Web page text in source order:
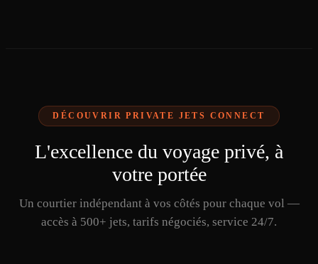
DÉCOUVRIR PRIVATE JETS CONNECT
L'excellence du voyage privé, à
votre portée
Un courtier indépendant à vos côtés pour chaque vol —
accès à 500+ jets, tarifs négociés, service 24/7.